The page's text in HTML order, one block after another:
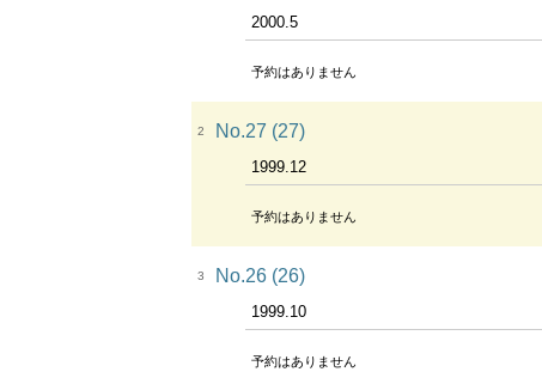
2000.5
予約はありません
2 No.27 (27)
1999.12
予約はありません
3 No.26 (26)
1999.10
予約はありません